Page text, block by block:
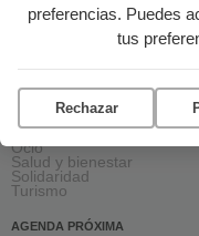
preferencias. Puedes
tus
Rechazar
Acción social
Ciencia y tecnología
Formación
Gastronomía
Música
Ocio
Salud y bienestar
Solidaridad
Turismo
AGENDA PRÓXIMA